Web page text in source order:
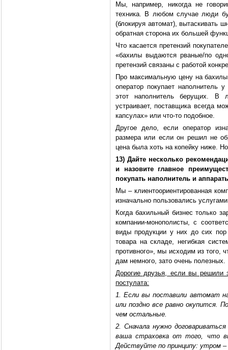
Мы, например, никогда не
техника. В любом случае люди
(блокируя автомат), вытаскивать
обратная сторона их большей
Что касается претензий
«бахилы выдаются рваные/по
претензий связаны с работой
Про максимальную цену на
оператор покупает наполнитель
этот наполнитель берущих. В
устраивает, поставщика всегда
капсулах» или что-то подобное.
Другое дело, если оператор
размера или если он решил не
цена была хоть на копейку ниже.
13) Дайте несколько
и назовите главное
покупать наполнитель и
Мы – клиентоориентированная
изначально пользовались
Когда бахильный бизнес только
компании-монополисты, с
виды продукции у них до сих пор
товара на складе, негибкая
противного», мы исходим из того,
дам немного, зато очень полезных.
Дорогие друзья, если вы решили
постулата:
1. Если вы поставили автомат
или поздно все равно окупится.
чем остальные.
2. Сначала нужно
ваша страховка от того, что
Действуйте по принципу: утром